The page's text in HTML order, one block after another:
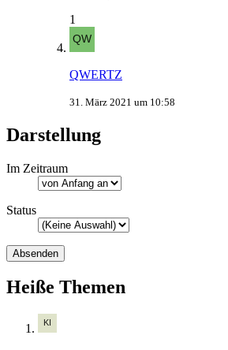
1
QWERTZ
31. März 2021 um 10:58
Darstellung
Im Zeitraum
Status
Heiße Themen